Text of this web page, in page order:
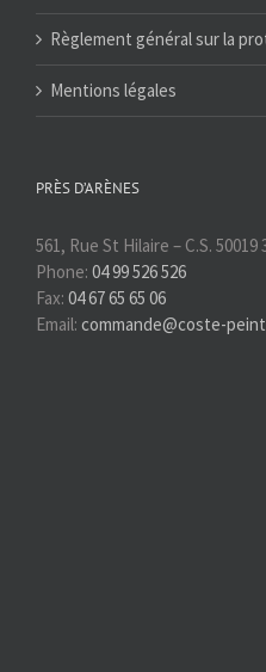
Règlement général sur la
Mentions légales
PRÈS D’ARÈNES
561, Rue St Hilaire – C.S.
Phone: 04 99 526 526
Fax: 04 67 65 65 06
Email: commande@coste-